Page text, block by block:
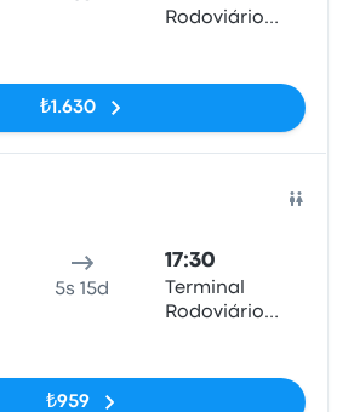
Rodoviário
₺1.630
5s 15d
17:30
Terminal
Rodoviário
₺959